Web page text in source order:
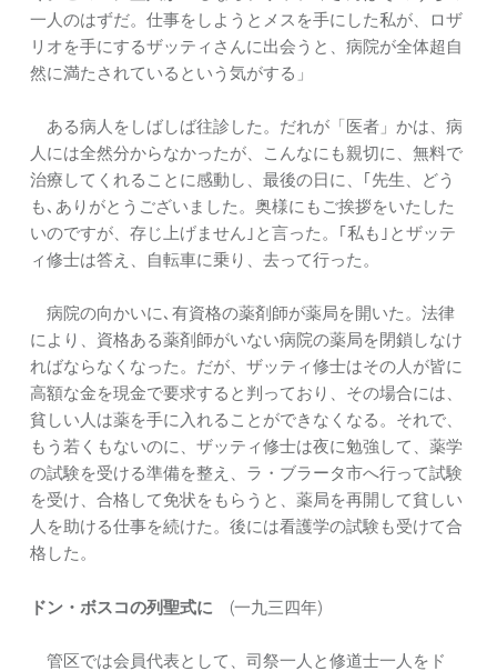
一人のはずだ。仕事をしようとメスを手にした私が、ロザ
リオを手にするザッティさんに出会うと、病院が全体超自
然に満たされているという気がする」
ある病人をしばしば往診した。だれが「医者」かは、病
人には全然分からなかったが、こんなにも親切に、無料で
治療してくれることに感動し、最後の日に、｢先生、どう
も､ありがとうございました。奥様にもご挨拶をいたした
いのですが、存じ上げません｣と言った。｢私も｣とザッテ
ィ修士は答え、自転車に乗り、去って行った。
病院の向かいに､有資格の薬剤師が薬局を開いた。法律
により、資格ある薬剤師がいない病院の薬局を閉鎖しなけ
ればならなくなった。だが、ザッティ修士はその人が皆に
高額な金を現金で要求すると判っており、その場合には、
貧しい人は薬を手に入れることができなくなる。それで、
もう若くもないのに、ザッティ修士は夜に勉強して、薬学
の試験を受ける準備を整え、ラ・ブラータ市へ行って試験
を受け、合格して免状をもらうと、薬局を再開して貧しい
人を助ける仕事を続けた。後には看護学の試験も受けて合
格した。
ドン・ボスコの列聖式に (一九三四年)
管区では会員代表として、司祭一人と修道士一人をド